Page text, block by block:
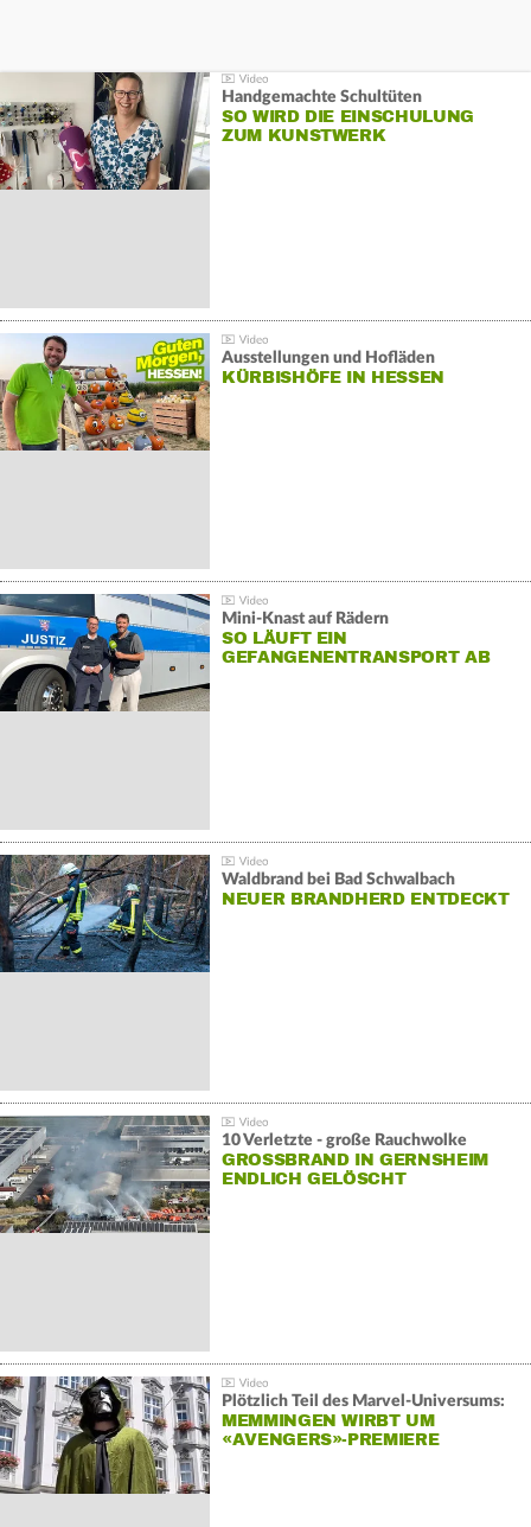
Handgemachte Schultüten
SO WIRD DIE EINSCHULUNG
ZUM KUNSTWERK
Ausstellungen und Hofläden
KÜRBISHÖFE IN HESSEN
Mini-Knast auf Rädern
SO LÄUFT EIN
GEFANGENENTRANSPORT AB
Waldbrand bei Bad Schwalbach
NEUER BRANDHERD ENTDECKT
10 Verletzte - große Rauchwolke
GROSSBRAND IN GERNSHEIM E
NDLICH GELÖSCHT
Plötzlich Teil des Marvel-Universums:
MEMMINGEN WIRBT UM
«AVENGERS»-PREMIERE